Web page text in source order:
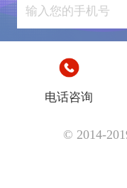
电话咨询
© 2014-